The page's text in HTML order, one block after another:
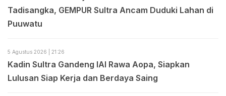
Tadisangka, GEMPUR Sultra Ancam Duduki Lahan di
Puuwatu
5 Agustus 2026 | 21:26
Kadin Sultra Gandeng IAI Rawa Aopa, Siapkan
Lulusan Siap Kerja dan Berdaya Saing